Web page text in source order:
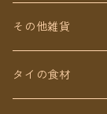
Baby&Kids
キッズ
ピアス（イヤリン
ネックレス
その他雑貨
タイの食材